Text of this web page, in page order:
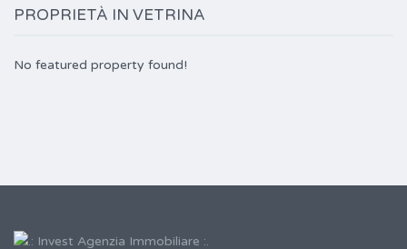
PROPRIETÀ IN VETRINA
No featured property found!